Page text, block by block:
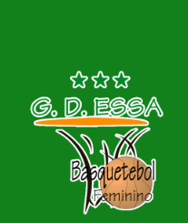
ASSOCIAÇÕES
CLUBES
AGENTES
AGENDA
SELEÇÕES